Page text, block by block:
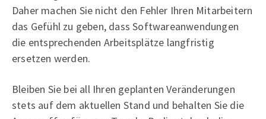
Daher machen Sie nicht den Fehler Ihren Mitarbeitern
das Gefühl zu geben, dass Softwareanwendungen
die entsprechenden Arbeitsplätze langfristig
ersetzen werden.
Bleiben Sie bei all Ihren geplanten Veränderungen
stets auf dem aktuellen Stand und behalten Sie die